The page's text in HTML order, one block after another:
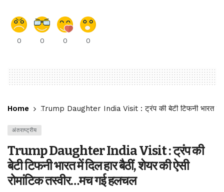
0 0 0 0
Home Trump Daughter India Visit : ट्रंप की बेटी टिफनी भारत में
अंतराष्ट्रीय
Trump Daughter India Visit : ट्रंप की
बेटी टिफनी भारत में दिल हार बैठीं, शेयर की ऐसी
रोमांटिक तस्वीर…मच गई हलचल